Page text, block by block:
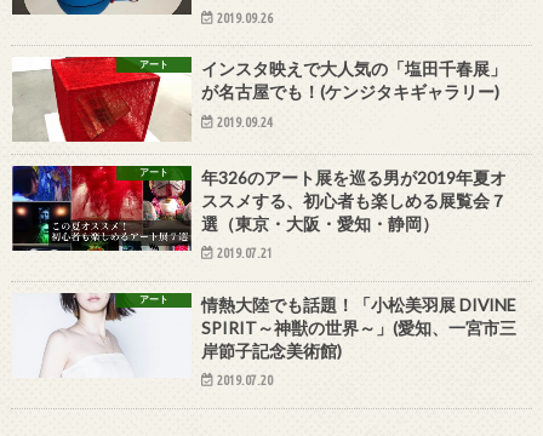
2019.09.26
アート
インスタ映えで大人気の「塩田千春展」
が名古屋でも！(ケンジタキギャラリー)
2019.09.24
アート
年326のアート展を巡る男が2019年夏オ
ススメする、初心者も楽しめる展覧会７
選（東京・大阪・愛知・静岡）
2019.07.21
アート
情熱大陸でも話題！「小松美羽展 DIVINE
SPIRIT～神獣の世界～」(愛知、一宮市三
岸節子記念美術館)
2019.07.20